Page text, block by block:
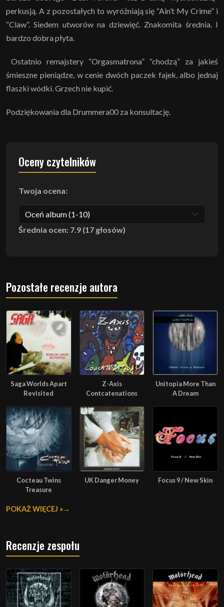
perkusją. A z pozostałych to wyróżniają się “Ain’t My Crime” i
“Claw”. Siedem utworów na dziewięć. Znakomita średnia. I
bardzo dobra płyta.
Ostatnio remajstery “Orgasmatrona” “chodzą” za jakieś
śmieszne pieniądze, w cenie dwóch paczek fajek, albo jednaj
flaszki wódki. Grzech nie kupić.
Podziękowania dla Drummera00 za konsultację.
Oceny czytelników
Twoja ocena:
Średnia ocen: 7.9 (17 głosów)
Pozostałe recenzje autora
Saga Worlds Apart
Revisited
Z-Axis
Contcatenations
Unitopia More Than
A Dream
Cocteau Twins
Treasure
UK Danger Money Focus 9 / New Skin
POKAŻ WIĘCEJ »
Recenzje zespołu